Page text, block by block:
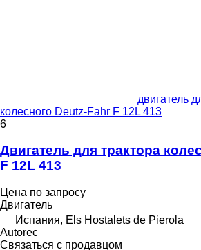
двигатель
колесного Deutz-Fahr F 12L 413
6
Двигатель для трактора
F 12L 413
Цена по запросу
Двигатель
Испания, Els Hostalets de Pierola
Autorec
Связаться с продавцом